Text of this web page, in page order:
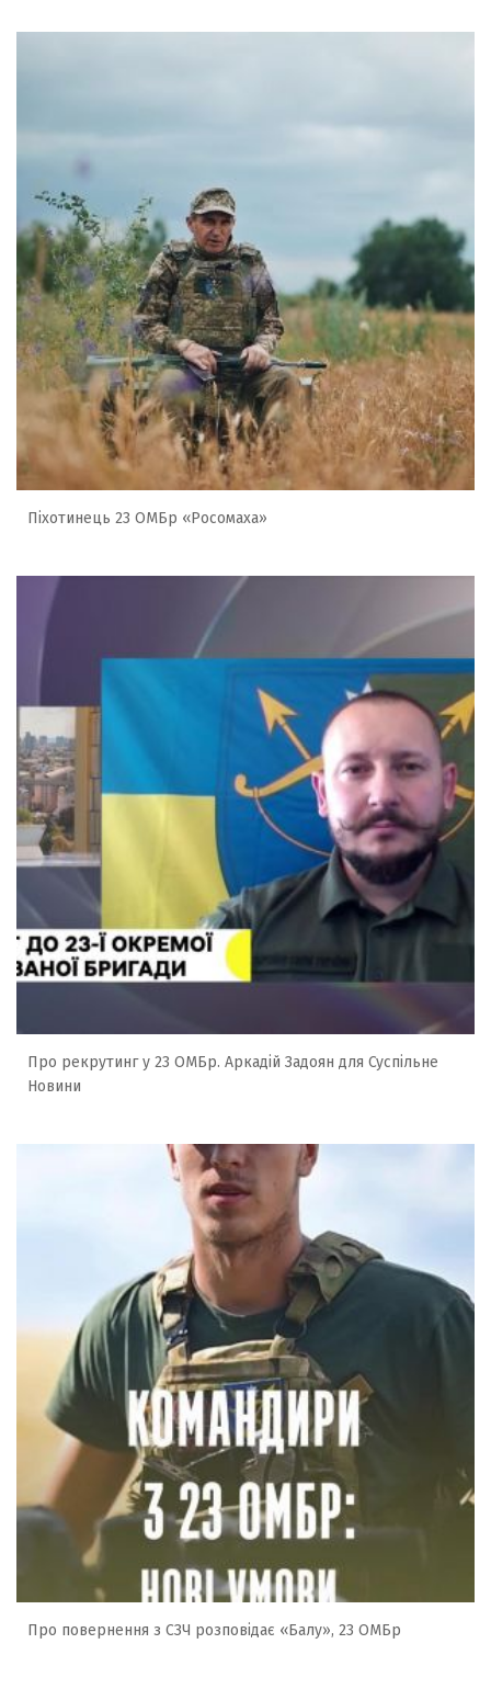
Піхотинець 23 ОМБр «Росомаха»
Про рекрутинг у 23 ОМБр. Аркадій Задоян для Суспільне
Новини
Про повернення з СЗЧ розповідає «Балу», 23 ОМБр